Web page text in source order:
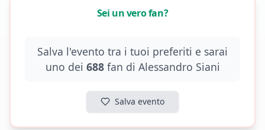
Sei un vero fan?
Salva l'evento tra i tuoi preferiti e sarai
uno dei 688fan di Alessandro Siani
Salva evento